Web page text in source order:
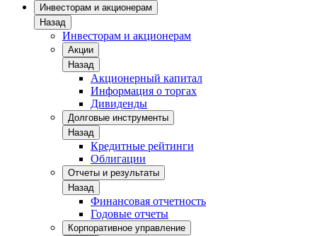
Инвесторам и акционерам
Назад
Инвесторам и акционерам
Акции
Назад
Акционерный капитал
Информация о торгах
Дивиденды
Долговые инструменты
Назад
Кредитные рейтинги
Облигации
Отчеты и результаты
Назад
Финансовая отчетность
Годовые отчеты
Корпоративное управление